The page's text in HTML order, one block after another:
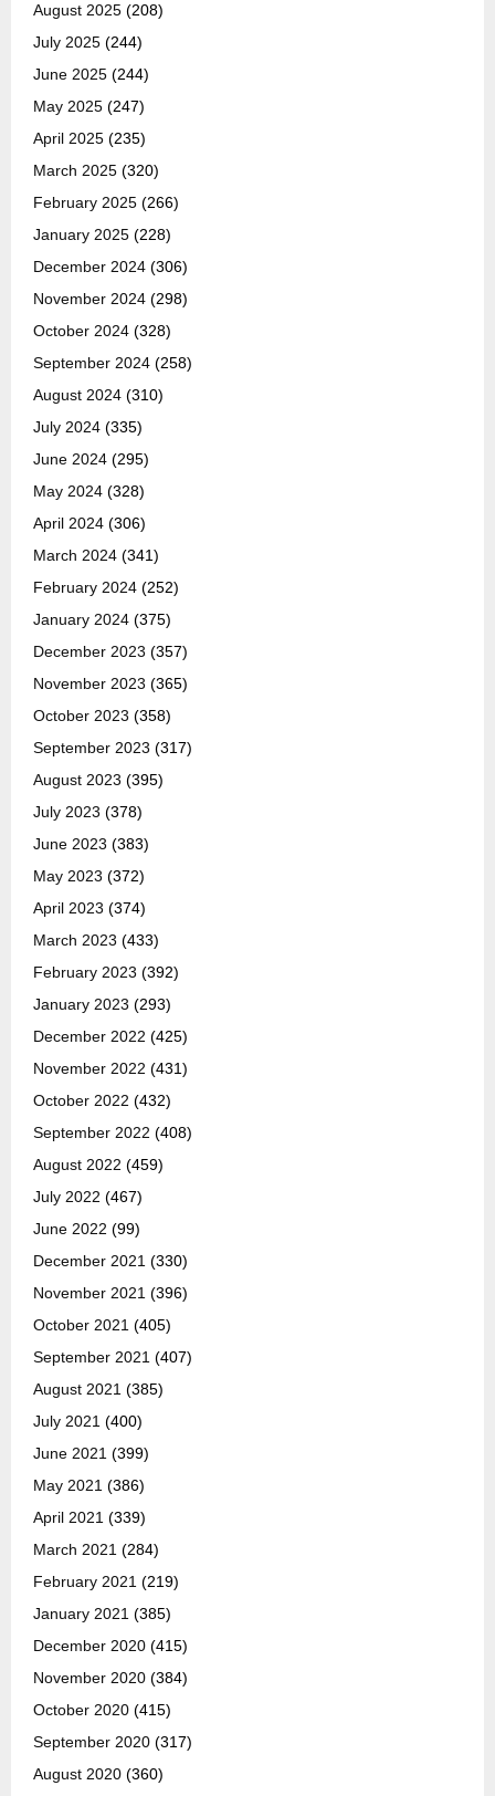
August 2025 (208)
July 2025 (244)
June 2025 (244)
May 2025 (247)
April 2025 (235)
March 2025 (320)
February 2025 (266)
January 2025 (228)
December 2024 (306)
November 2024 (298)
October 2024 (328)
September 2024 (258)
August 2024 (310)
July 2024 (335)
June 2024 (295)
May 2024 (328)
April 2024 (306)
March 2024 (341)
February 2024 (252)
January 2024 (375)
December 2023 (357)
November 2023 (365)
October 2023 (358)
September 2023 (317)
August 2023 (395)
July 2023 (378)
June 2023 (383)
May 2023 (372)
April 2023 (374)
March 2023 (433)
February 2023 (392)
January 2023 (293)
December 2022 (425)
November 2022 (431)
October 2022 (432)
September 2022 (408)
August 2022 (459)
July 2022 (467)
June 2022 (99)
December 2021 (330)
November 2021 (396)
October 2021 (405)
September 2021 (407)
August 2021 (385)
July 2021 (400)
June 2021 (399)
May 2021 (386)
April 2021 (339)
March 2021 (284)
February 2021 (219)
January 2021 (385)
December 2020 (415)
November 2020 (384)
October 2020 (415)
September 2020 (317)
August 2020 (360)